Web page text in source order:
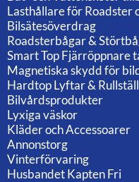
Lasthållare för Roadster
Bilsätesöverdrag
Roadsterbågar &
Smart Top Fjärröppnare
Magnetiska skydd för
Hardtop Lyftar &
Bilvårdsprodukter
Lyxiga väskor
Kläder och Accessoarer
Annonstorg
Vinterförvaring
Husbandet Kapten Fri